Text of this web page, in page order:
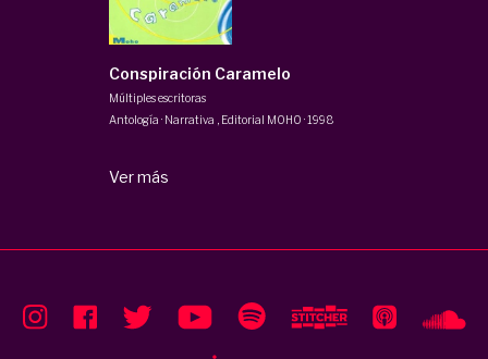
Conspiración Caramelo
Múltiples escritoras
Antología · Narrativa
Editorial MOHO ·1998
Ver más